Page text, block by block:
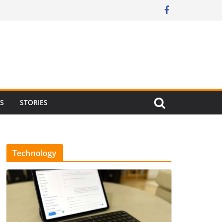
STORIES
Technology